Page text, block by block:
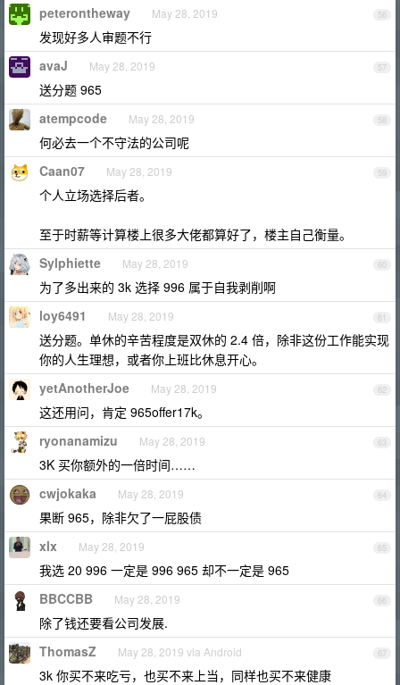
56
peterontheway May 28, 2019
发现好多人审题不行
57
avaJ May 28, 2019
送分题 965
58
atempcode May 28, 2019
何必去一个不守法的公司呢
59
Caan07 May 28, 2019
个人立场选择后者。
至于时薪等计算楼上很多大佬都算好了，楼主自己衡量。
60
Sylphiette May 28, 2019
为了多出来的 3k 选择 996 属于自我剥削啊
61
loy6491 May 28, 2019
送分题。单休的辛苦程度是双休的 2.4 倍，除非这份工作能实现
你的人生理想，或者你上班比休息开心。
62
yetAnotherJoe May 28, 2019
这还用问，肯定 965offer17k。
63
ryonanamizu May 28, 2019
3K 买你额外的一倍时间……
64
cwjokaka May 28, 2019
果断 965，除非欠了一屁股债
65
xlx May 28, 2019
我选 20 996 一定是 996 965 却不一定是 965
66
BBCCBB May 28, 2019
除了钱还要看公司发展.
67
ThomasZ May 28, 2019 via Android
3k 你买不来吃亏，也买不来上当，同样也买不来健康